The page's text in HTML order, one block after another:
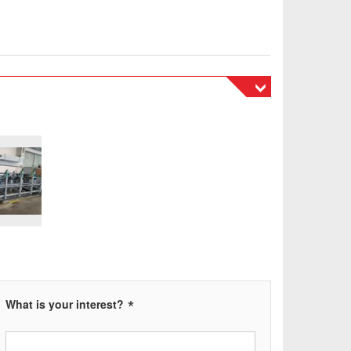
stroj s elektropneumatickým pohonem,
osa 63 mm Max. zdvih hlavy 260 mm Max.
mm Výška čelistí svěráků 70 mm Pracovní tlak
6-7 atm. Prostorové rozměry stroje v bedně: d x š
x 2 000 mm Hmotnost 670 kg Po předchozí
v chodu.
What is your interest? *